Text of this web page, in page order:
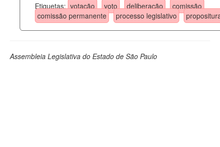
Etiquetas: votação voto deliberação
comissão
comissão permanente
processo legislativo
Assembleia Legislativa do Estado de São Paulo